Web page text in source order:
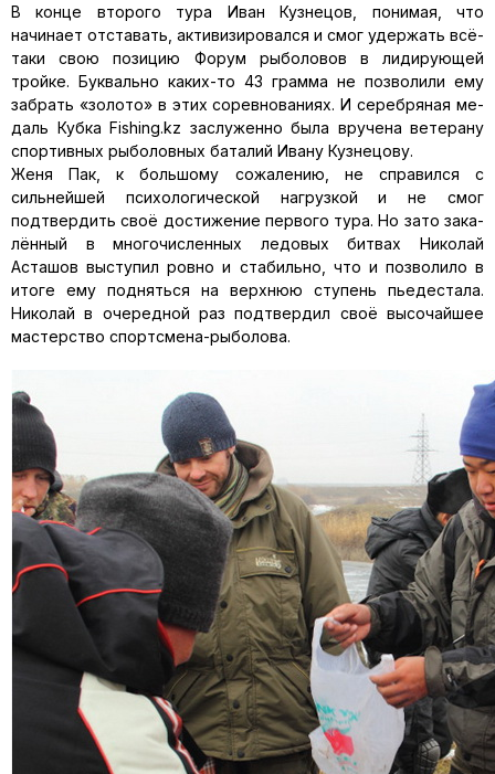
В конце второго тура Иван Кузнецов, понимая, что
начинает отста­вать, активизировался и смог удержать всё-
таки свою позицию Форум рыболовов в лидирующей
тройке. Буквально каких-то 43 грамма не позволили ему
забрать «золото» в этих соревнованиях. И серебряная ме­
даль Кубка Fishing.kz заслуженно была вручена ветерану
спортивных рыболовных баталий Ивану Кузнецову.
Женя Пак, к большому сожалению, не справился с
сильнейшей психологической нагрузкой и не смог
подтвердить своё достижение первого тура. Но зато зака­
лённый в многочисленных ледовых битвах Николай
Асташов выступил ровно и стабильно, что и позволило в
итоге ему подняться на верхнюю ступень пьедестала.
Николай в очередной раз подтвердил своё высо­чайшее
мастерство спортсмена-рыболова.